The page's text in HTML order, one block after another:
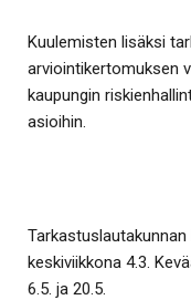
Kuulemisten lisäksi
arviointikertomuksen
kaupungin
asioihin.
keskiviikkona 4.3.
6.5. ja 20.5.